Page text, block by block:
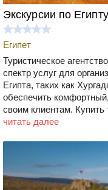
Экскурсии по
Египет
Туристическое
спектр услуг для
Египта, таких как
обеспечить
своим клиентам.
читать далее